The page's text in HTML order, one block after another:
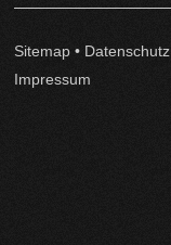
Sitemap • Datenschutz
Impressum